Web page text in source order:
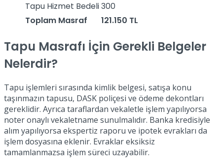
Tapu Hizmet Bedeli300
Toplam Masraf
121.150 TL
Tapu Masrafı İçin Gerekli Belgeler
Nelerdir?
Tapu işlemleri sırasında kimlik belgesi, satışa konu
taşınmazın tapusu, DASK poliçesi ve ödeme dekontları
gereklidir. Ayrıca taraflardan vekaletle işlem yapılıyorsa
noter onaylı vekaletname sunulmalıdır. Banka kredisiyle
alım yapılıyorsa ekspertiz raporu ve ipotek evrakları da
işlem dosyasına eklenir. Evraklar eksiksiz
tamamlanmazsa işlem süreci uzayabilir.